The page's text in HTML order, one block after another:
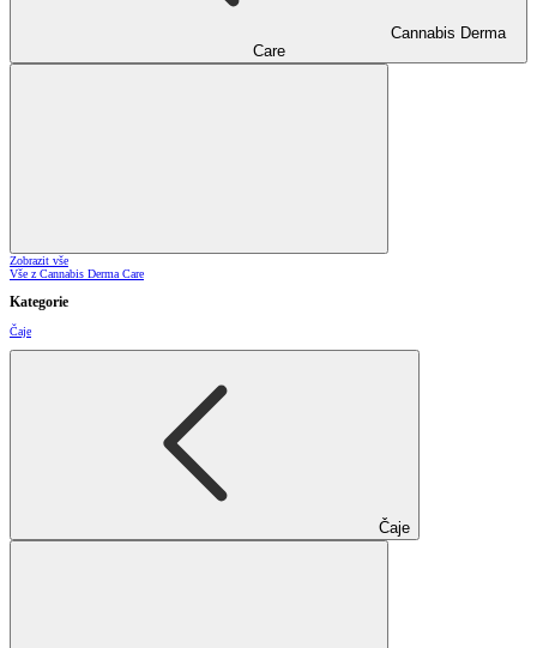
Cannabis Derma
Care
Zobrazit vše
Vše z Cannabis Derma Care
Kategorie
Čaje
Čaje